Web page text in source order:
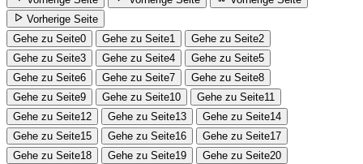
Vorherige Seite
Gehe zu Seite0
Gehe zu Seite1
Gehe zu Seite2
Gehe zu Seite3
Gehe zu Seite4
Gehe zu Seite5
Gehe zu Seite6
Gehe zu Seite7
Gehe zu Seite8
Gehe zu Seite9
Gehe zu Seite10
Gehe zu Seite11
Gehe zu Seite12
Gehe zu Seite13
Gehe zu Seite14
Gehe zu Seite15
Gehe zu Seite16
Gehe zu Seite17
Gehe zu Seite18
Gehe zu Seite19
Gehe zu Seite20